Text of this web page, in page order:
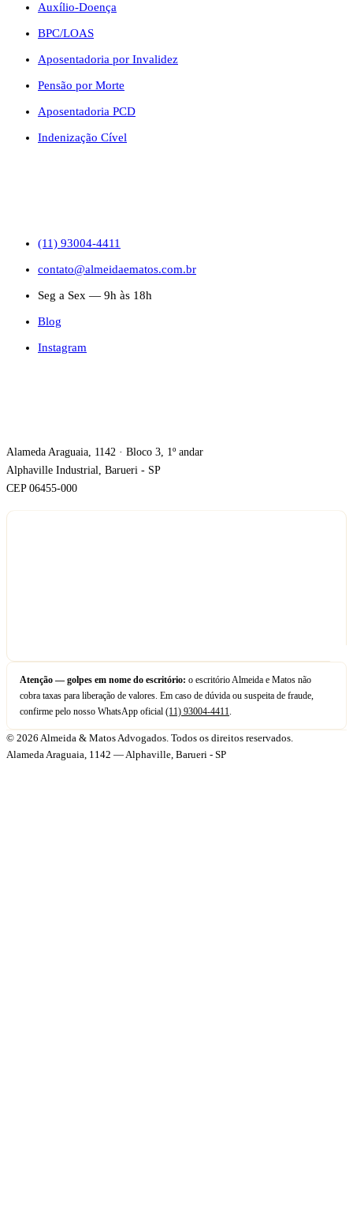
Auxílio-Doença
BPC/LOAS
Aposentadoria por Invalidez
Pensão por Morte
Aposentadoria PCD
Indenização Cível
(11) 93004-4411
contato@almeidaematos.com.br
Seg a Sex — 9h às 18h
Blog
Instagram
Alameda Araguaia, 1142 · Bloco 3, 1º andar
Alphaville Industrial, Barueri - SP
CEP 06455-000
Atenção — golpes em nome do escritório: o escritório Almeida e Matos não
cobra taxas para liberação de valores. Em caso de dúvida ou suspeita de fraude,
confirme pelo nosso WhatsApp oficial (11) 93004-4411.
© 2026 Almeida & Matos Advogados. Todos os direitos reservados.
Alameda Araguaia, 1142 — Alphaville, Barueri - SP